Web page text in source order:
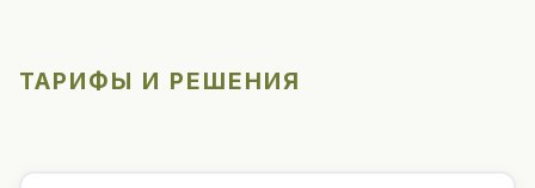
ТАРИФЫ И РЕШЕНИЯ